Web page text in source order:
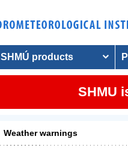
SHMÚ products
SHMU
Weather warnings